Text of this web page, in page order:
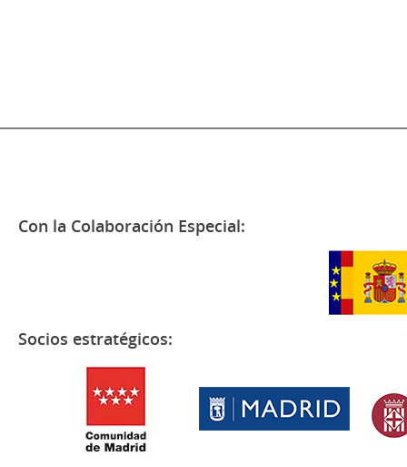
Con la Colaboración Especial:
Socios estratégicos: